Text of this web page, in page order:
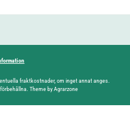
fraktkostnader, om inget annat anges.
Theme by Agrarzone